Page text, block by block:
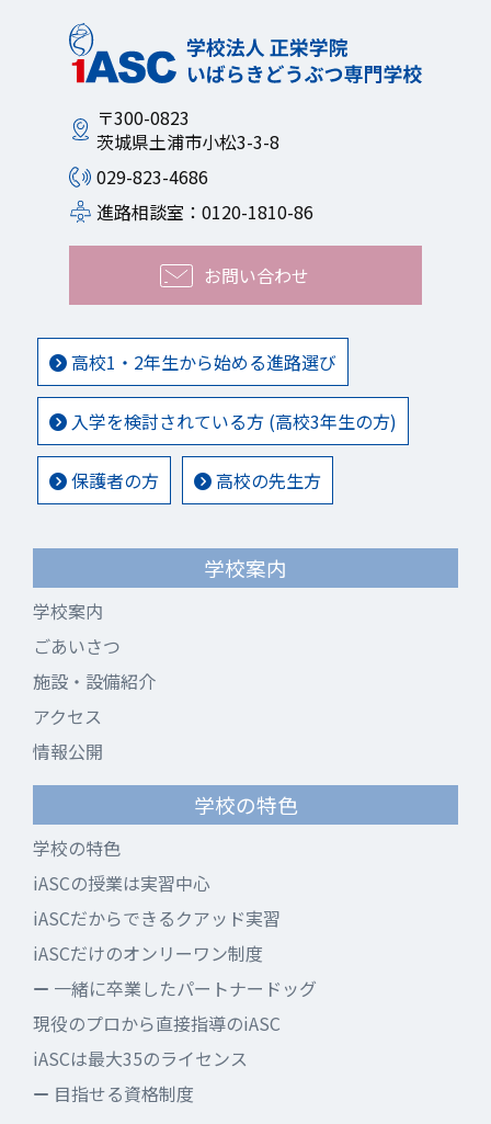
〒300-0823
茨城県土浦市小松3-3-8
029-823-4686
進路相談室：0120-1810-86
お問い合わせ
高校1・2年生から始める進路選び
入学を検討されている方 (高校3年生の方)
保護者の方 高校の先生方
学校案内
学校案内
ごあいさつ
施設・設備紹介
アクセス
情報公開
学校の特色
学校の特色
iASCの授業は実習中心
iASCだからできるクアッド実習
iASCだけのオンリーワン制度
一緒に卒業したパートナードッグ
現役のプロから直接指導のiASC
iASCは最大35のライセンス
目指せる資格制度